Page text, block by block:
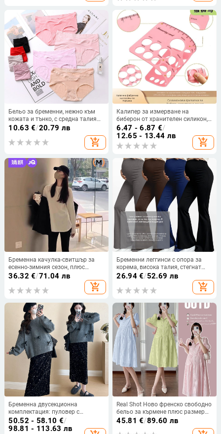
Бельо за бременни, нежно към
кожата и тънко, с средна талия
(найлоново плетиво; памучна
бързосъхнещо)
10.63 €/20.79 лв
add_shopping_cart
Калипер за измерване на
биберон от хранителен силикон,
измервател за размер на
гърдата и за помпа за кърма
6.47 - 6.87 €/
12.65 - 13.44 лв
add_shopping_cart
Бременна качулка-свитшър за
есенно-зимния сезон, плюс
размер, средна дължина, чист
памук, дълъг ръкав, плетена
горна дреха
36.32 €/71.04 лв
add_shopping_cart
Бременни леггинси с опора за
корема, висока талия, стегнат
модел, Milk Silk плат, смес
26.94€/52.69 лв
add_shopping_cart
Бременна двусекционна
комплектация: пуловер с
панделка и пола с пайети,
полиестер, Зима 2024, стил
50.52 - 58.10 €/
98.81 - 113.63 лв
Real Shot Ново френско свободно
бельо за кърмене плюс размер
рокля за бременни жени на живо
45.81 €/89.60 лв